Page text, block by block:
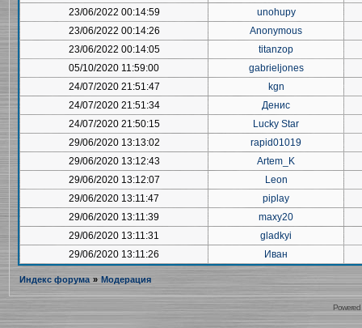
23/06/2022 00:14:59
unohupy
23/06/2022 00:14:26
Anonymous
23/06/2022 00:14:05
titanzop
05/10/2020 11:59:00
gabrieljones
24/07/2020 21:51:47
kgn
24/07/2020 21:51:34
Денис
24/07/2020 21:50:15
Lucky Star
29/06/2020 13:13:02
rapid01019
29/06/2020 13:12:43
Artem_K
29/06/2020 13:12:07
Leon
29/06/2020 13:11:47
piplay
29/06/2020 13:11:39
maxy20
29/06/2020 13:11:31
gladkyi
29/06/2020 13:11:26
Иван
Индекс форума » Модерация